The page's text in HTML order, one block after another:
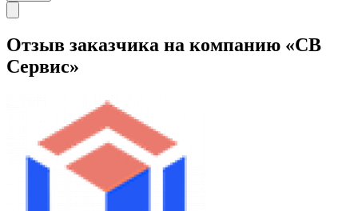
Отзыв заказчика на компанию «СВ
Сервис»